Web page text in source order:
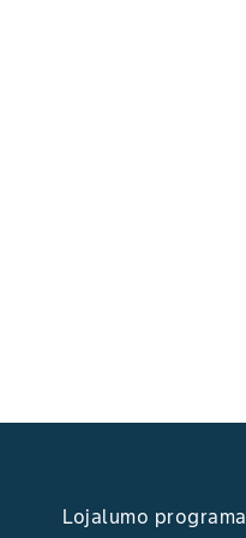
Lojalumo programa